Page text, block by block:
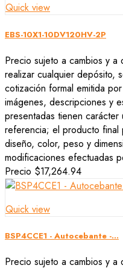
Quick view
EBS-10X1-10DV120HV-2P
Precio sujeto a cambios y
realizar cualquier depósito,
cotización formal emitida
imágenes, descripciones y
presentadas tienen carácter
referencia; el producto final
diseño, color, peso y
modificaciones efectuadas
Precio $17,264.94
Quick view
BSP4CCE1 - Autocebante -...
Precio sujeto a cambios y